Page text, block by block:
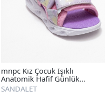
mnpc Kız Çocuk Işıklı
Anatomik Hafif Günlük
Sandalet
SANDALET